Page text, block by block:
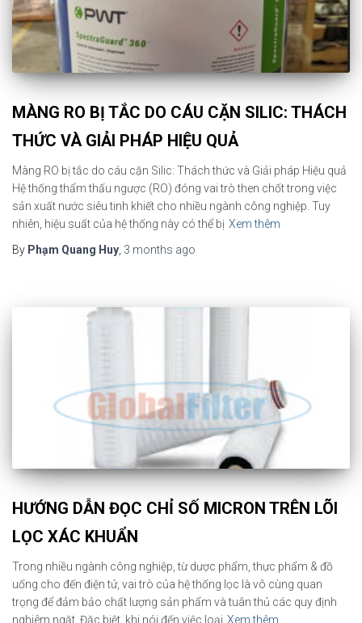
MÀNG RO BỊ TẮC DO CÁU CẶN SILIC: THÁCH
THỨC VÀ GIẢI PHÁP HIỆU QUẢ
Màng RO bị tắc do cáu cặn Silic: Thách thức và Giải pháp Hiệu quả
Hệ thống thẩm thấu ngược (RO) đóng vai trò then chốt trong việc
sản xuất nước siêu tinh khiết cho nhiều ngành công nghiệp. Tuy
nhiên, hiệu suất của hệ thống này có thể bị Xem thêm
By Phạm Quang Huy 3 months ago
HƯỚNG DẪN ĐỌC CHỈ SỐ MICRON TRÊN LÕI
LỌC XÁC KHUẨN
Trong nhiều ngành công nghiệp, từ dược phẩm, thực phẩm & đồ
uống cho đến điện tử, vai trò của hệ thống lọc là vô cùng quan
trọng để đảm bảo chất lượng sản phẩm và tuân thủ các quy định
nghiêm ngặt. Đặc biệt, khi nói đến việc loại Xem thêm